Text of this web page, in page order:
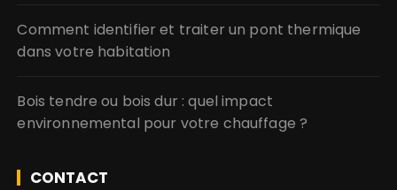
Comment identifier et traiter un pont thermique
dans votre habitation
Bois tendre ou bois dur : quel impact
environnemental pour votre chauffage ?
CONTACT